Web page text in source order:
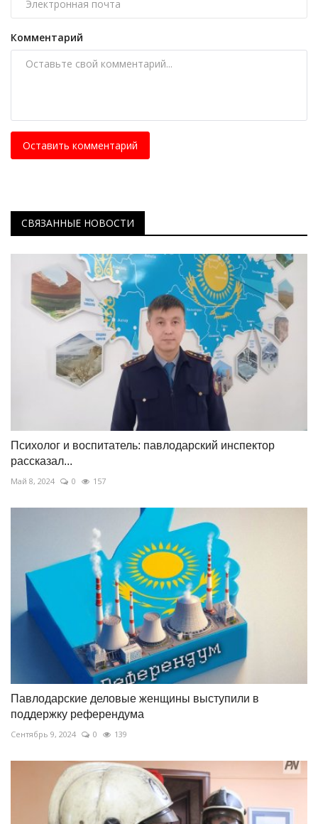
Комментарий
Оставить комментарий
СВЯЗАННЫЕ НОВОСТИ
Психолог и воспитатель: павлодарский инспектор
рассказал...
Май 8, 2024 0 157
Павлодарские деловые женщины выступили в
поддержку референдума
Сентябрь 9, 2024 0 139